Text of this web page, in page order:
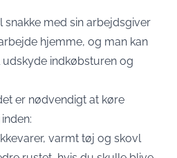
snakke med sin arbejdsgiver
hjemme, og man kan
indkøbsturen og
er nødvendigt at køre
varmt tøj og skovl